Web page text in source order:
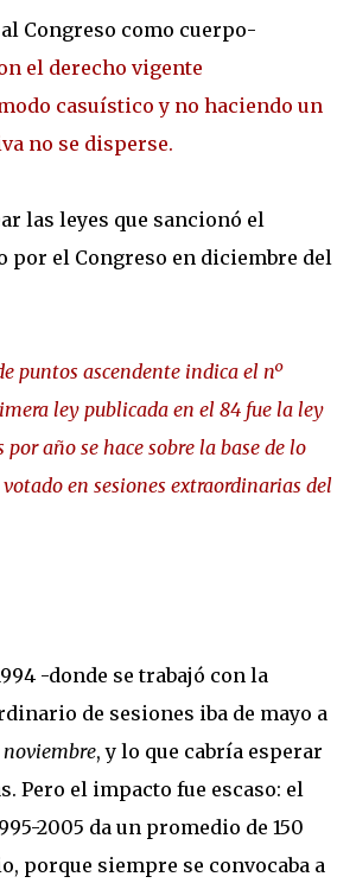
Congreso como cuerpo-
el derecho vigente
casuístico y no haciendo un
no se disperse.
las leyes que sancionó el
por el Congreso en diciembre del
puntos ascendente indica el nº
ley publicada en el 84 fue la ley
año se hace sobre la base de lo
en sesiones extraordinarias del
-donde se trabajó con la
de sesiones iba de mayo a
noviembre, y lo que cabría esperar
Pero el impacto fue escaso: el
2005 da un promedio de 150
porque siempre se convocaba a